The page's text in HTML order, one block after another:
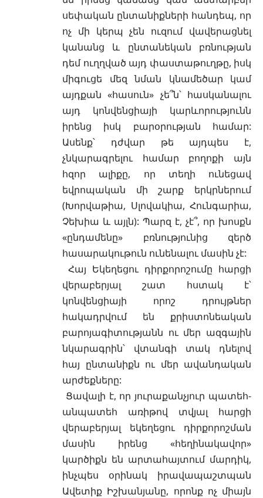
սեփական ընտանիքների հանդեպ, որ
ոչ մի կերպ չեն ուզում վավերացնել
կանանց և ընտանեկան բռնության
դեմ ուղղված այդ փաստաթուղթը, իսկ
միգուցե մեզ նման կնամեծար կամ
այդքան «հասուն» չե՞ն՝ հասկանալու
այդ կոնվենցիայի կարևորությունն
իրենց իսկ բարօրության համար:
Ասենք՝ դժվար թե այդպես է,
չնկարագրելու համար բողոքի այն
հզոր ալիքը, որ տեղի ունեցավ
եվրոպական մի շարք երկրներում
(Խորվաթիա, Սլովակիա, Հունգարիա,
Չեխիա և այլն): Պարզ է, չէ՞, որ խոսքն
«ընդամենը» բռնությունից զերծ
հասարակութուն ունենալու մասին չէ:
Հայ Եկեղեցու դիրքորոշումը հարցի
վերաբերյալ շատ հստակ է՝
կոնվենցիայի որոշ դրույթներ
հակադրվում են քրիստոնեական
բարոյագիտությանն ու մեր ազգային
նկարագրին՝ վտանգի տակ դնելով
հայ ընտանիքն ու մեր ավանդական
արժեքները:
Ցավալի է, որ յուրաքանչյուր պատեհ-
անպատեհ առիթով տվյալ հարցի
վերաբերյալ եկեղեցու դիրքորոշման
մասին իրենց «հեղինակավոր»
կարծիքն են արտահայտում մարդիկ,
ինչպես օրինակ իրավապաշտպան
Ավետիք Իշխանյանը, որոնք ոչ միայն